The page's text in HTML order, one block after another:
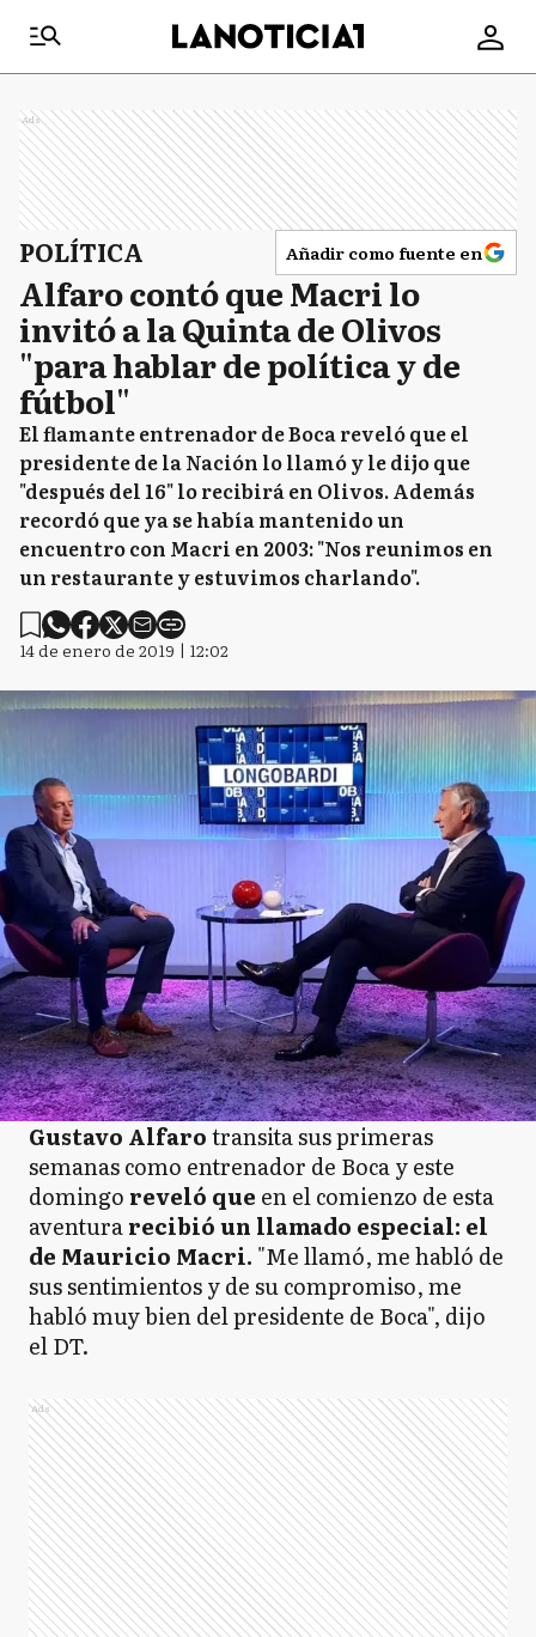
Ads
POLÍTICA Añadir como fuente en
Alfaro contó que Macri lo
invitó a la Quinta de Olivos
"para hablar de política y de
fútbol"
El flamante entrenador de Boca reveló que el
presidente de la Nación lo llamó y le dijo que
"después del 16" lo recibirá en Olivos. Además
recordó que ya se había mantenido un
encuentro con Macri en 2003: "Nos reunimos en
un restaurante y estuvimos charlando".
14 de enero de 2019 | 12:02
Gustavo Alfarotransita sus primeras
semanas como entrenador de Boca y este
domingo reveló que en el comienzo de esta
aventurarecibió un llamado especial: el
de Mauricio Macri. "Me llamó, me habló de
sus sentimientos y de su compromiso, me
habló muy bien del presidente de Boca", dijo
el DT.
Ads